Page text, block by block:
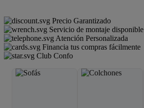
Precio Garantizado
Servicio de montaje disponible
Atención Personalizada
Financia tus compras fácilmente
Club Confo